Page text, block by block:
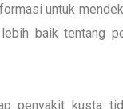
untuk
baik tentang
penyakit kusta